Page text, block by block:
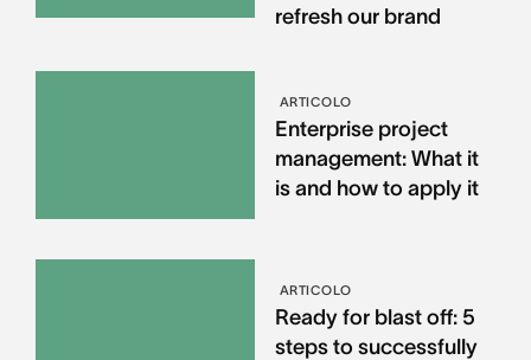
refresh our brand
ARTICOLO
Enterprise project
management: What it
is and how to apply it
ARTICOLO
Ready for blast off: 5
steps to successfully